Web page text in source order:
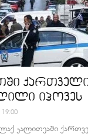
იპოვეს
19:00
კალითეაში